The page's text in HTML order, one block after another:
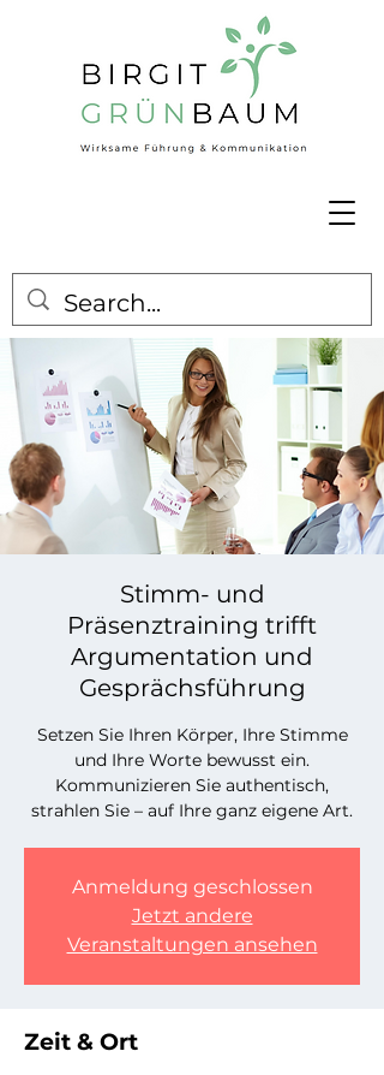
Stimm- und
Präsenztraining trifft
Argumentation und
Gesprächsführung
Setzen Sie Ihren Körper, Ihre Stimme
und Ihre Worte bewusst ein.
Kommunizieren Sie authentisch,
strahlen Sie – auf Ihre ganz eigene Art.
Anmeldung geschlossen
Jetzt andere
Veranstaltungen ansehen
Zeit & Ort